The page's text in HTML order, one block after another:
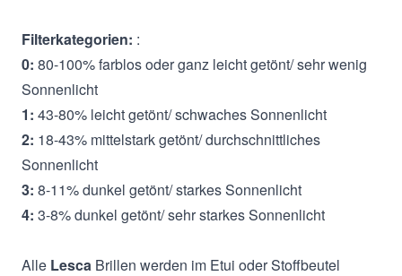
Filterkategorien: :
0: 80-100% farblos oder ganz leicht getönt/ sehr wenig
Sonnenlicht
1: 43-80% leicht getönt/ schwaches Sonnenlicht
2: 18-43% mittelstark getönt/ durchschnittliches
Sonnenlicht
3: 8-11% dunkel getönt/ starkes Sonnenlicht
4: 3-8% dunkel getönt/ sehr starkes Sonnenlicht
Alle Lesca Brillen werden im Etui oder Stoffbeutel